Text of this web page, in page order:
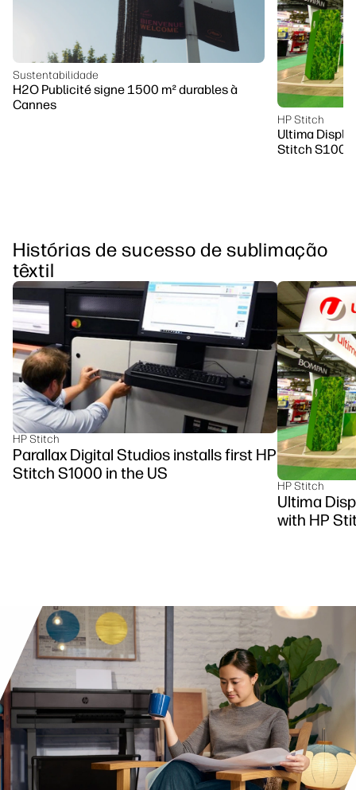
Sustentabilidade
H2O Publicité signe 1500 m² durables à
Cannes
HP Stitch
Ultima
Stitch S1000
Histórias de sucesso de sublimação
têxtil
HP Stitch
Parallax Digital Studios installs first HP
Stitch S1000 in the US
HP Stitch
Ultima
with HP